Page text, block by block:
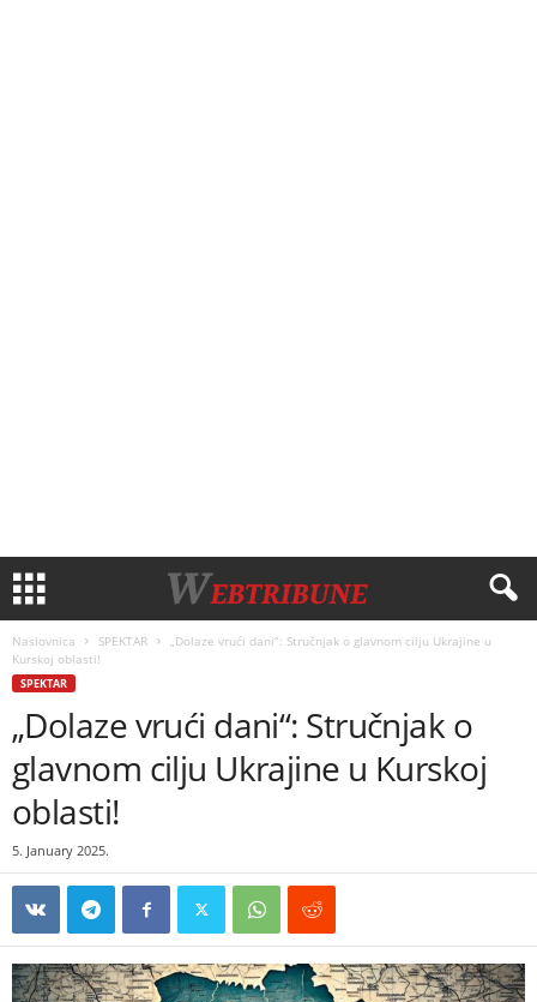
Naslovnica SPEKTAR
„Dolaze vrući dani“: Stručnjak o glavnom cilju Ukrajine u
Kurskoj oblasti!
SPEKTAR
„Dolaze vrući dani“: Stručnjak o
glavnom cilju Ukrajine u Kurskoj
oblasti!
5. January 2025.